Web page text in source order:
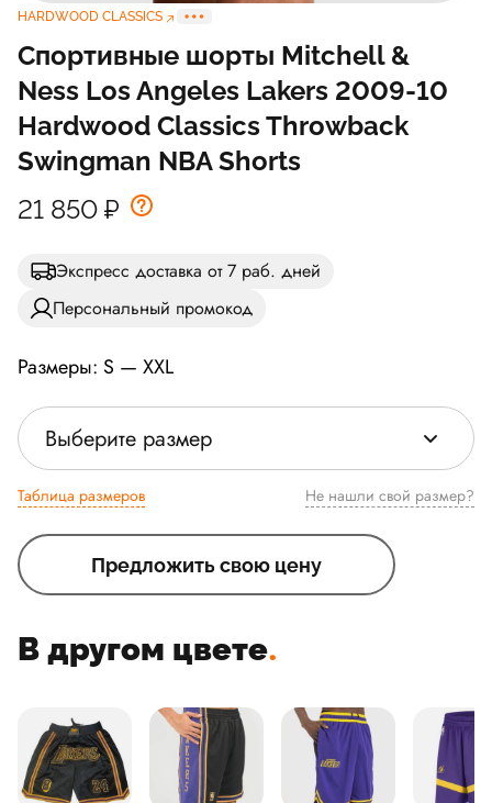
HARDWOOD CLASSICS
Спортивные шорты Mitchell &
Ness Los Angeles Lakers 2009-10
Hardwood Classics Throwback
Swingman NBA Shorts
21 850 ₽
Экспресс доставка от 7 раб. дней
Персональный промокод
Размеры: S — XXL
Выберите размер
Таблица размеров Не нашли свой размер?
Предложить свою цену
В другом цвете.